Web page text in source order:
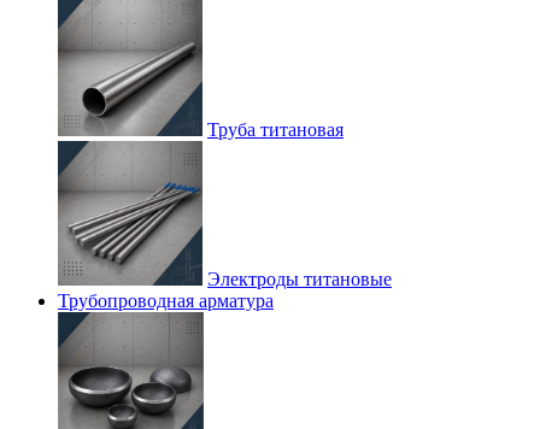
Труба титановая
Электроды титановые
Трубопроводная арматура